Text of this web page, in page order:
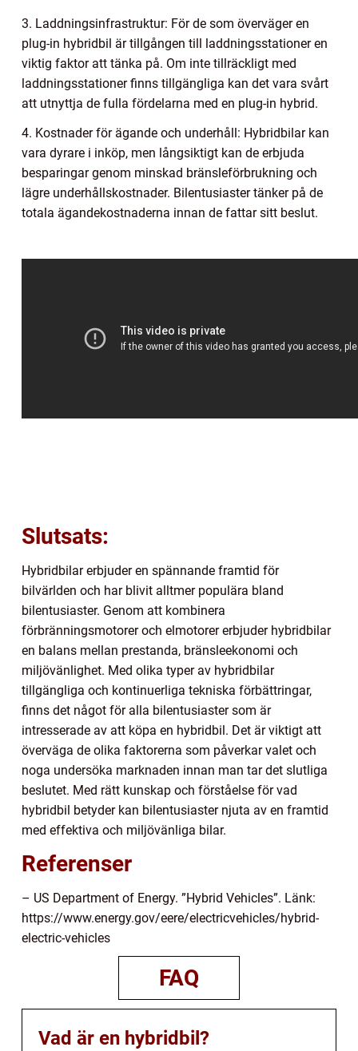
3. Laddningsinfrastruktur: För de som överväger en
plug-in hybridbil är tillgången till laddningsstationer en
viktig faktor att tänka på. Om inte tillräckligt med
laddningsstationer finns tillgängliga kan det vara svårt
att utnyttja de fulla fördelarna med en plug-in hybrid.
4. Kostnader för ägande och underhåll: Hybridbilar kan
vara dyrare i inköp, men långsiktigt kan de erbjuda
besparingar genom minskad bränsleförbrukning och
lägre underhållskostnader. Bilentusiaster tänker på de
totala ägandekostnaderna innan de fattar sitt beslut.
Slutsats:
Hybridbilar erbjuder en spännande framtid för
bilvärlden och har blivit alltmer populära bland
bilentusiaster. Genom att kombinera
förbränningsmotorer och elmotorer erbjuder hybridbilar
en balans mellan prestanda, bränsleekonomi och
miljövänlighet. Med olika typer av hybridbilar
tillgängliga och kontinuerliga tekniska förbättringar,
finns det något för alla bilentusiaster som är
intresserade av att köpa en hybridbil. Det är viktigt att
överväga de olika faktorerna som påverkar valet och
noga undersöka marknaden innan man tar det slutliga
beslutet. Med rätt kunskap och förståelse för vad
hybridbil betyder kan bilentusiaster njuta av en framtid
med effektiva och miljövänliga bilar.
Referenser
– US Department of Energy. ”Hybrid Vehicles”. Länk:
https://www.energy.gov/eere/electricvehicles/hybrid-
electric-vehicles
FAQ
Vad är en hybridbil?